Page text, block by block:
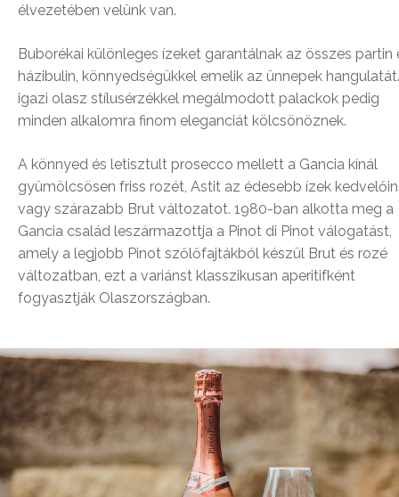
élvezetében velünk van.
Buborékai különleges ízeket garantálnak az összes partin
házibulin, könnyedségükkel emelik az ünnepek
igazi olasz stílusérzékkel megálmodott palackok pedig
minden alkalomra finom eleganciát kölcsönöznek.
A könnyed és letisztult prosecco mellett a Gancia kínál
gyümölcsösen friss rozét, Astit az édesebb ízek
vagy szárazabb Brut változatot. 1980-ban alkotta meg a
Gancia család leszármazottja a Pinot di Pinot válogatást,
amely a legjobb Pinot szőlőfajtákból készül Brut és rozé
változatban, ezt a variánst klasszikusan aperitifként
fogyasztják Olaszországban.